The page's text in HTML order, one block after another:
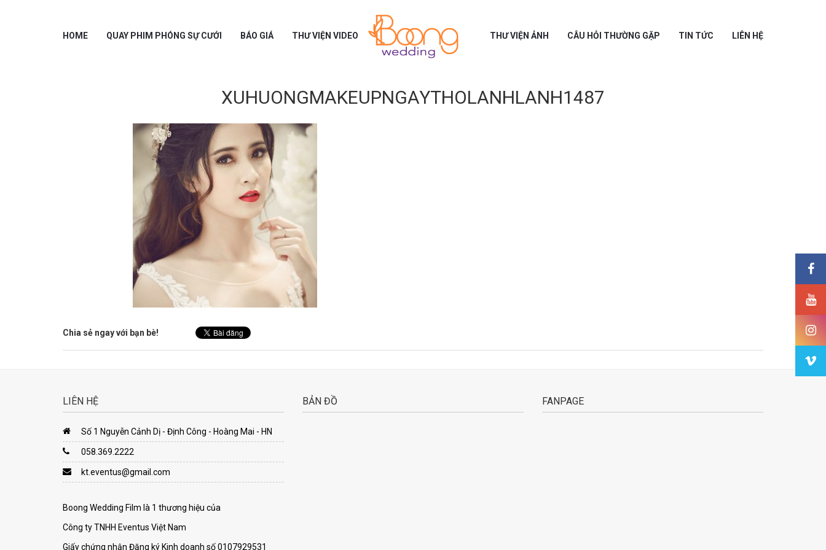
HOME QUAY PHIM PHÓNG SỰ CƯỚI BÁO GIÁ THƯ VIỆN VIDEO THƯ VIỆN ẢNH CÂU HỎI THƯỜNG GẶP TIN TỨC LIÊN HỆ
XUHUONGMAKEUPNGAYTHOLANHLANH1487
Chia sẻ ngay với bạn bè!
LIÊN HỆ
Số 1 Nguyễn Cảnh Dị - Định Công - Hoàng Mai - HN
058.369.2222
kt.eventus@gmail.com
Boong Wedding Film là 1 thương hiệu của
Công ty TNHH Eventus Việt Nam
Giấy chứng nhận Đăng ký Kinh doanh số 0107929531
BẢN ĐỒ FANPAGE